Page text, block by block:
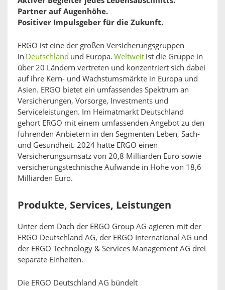
Partner auf Augenhöhe.
Positiver Impulsgeber für die Zukunft.
ERGO ist eine der großen Versicherungsgruppen
in Deutschland und Europa. Weltweit ist die Gruppe in
über 20 Ländern vertreten und konzentriert sich dabei
auf ihre Kern- und Wachstumsmärkte in Europa und
Asien. ERGO bietet ein umfassendes Spektrum an
Versicherungen, Vorsorge, Investments und
Serviceleistungen. Im Heimatmarkt Deutschland
gehört ERGO mit einem umfassenden Angebot zu den
führenden Anbietern in den Segmenten Leben, Sach-
und Gesundheit. 2024 hatte ERGO einen
Versicherungsumsatz von 20,8 Milliarden Euro sowie
versicherungstechnische Aufwände in Höhe von 18,6
Milliarden Euro.
Produkte, Services, Leistungen
Unter dem Dach der ERGO Group AG agieren mit der
ERGO Deutschland AG, der ERGO International AG und
der ERGO Technology & Services Management AG drei
separate Einheiten.
Die ERGO Deutschland AG bündelt